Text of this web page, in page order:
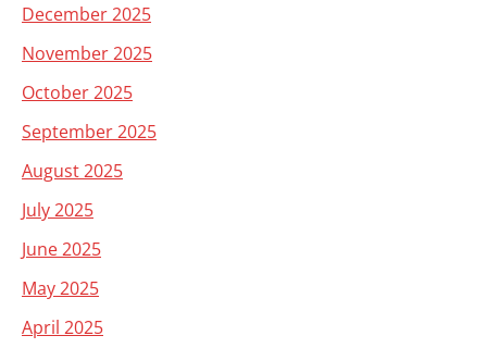
December 2025
November 2025
October 2025
September 2025
August 2025
July 2025
June 2025
May 2025
April 2025